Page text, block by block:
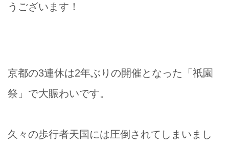
うございます！
京都の3連休は2年ぶりの開催となった「祇園
祭」で大賑わいです。
久々の歩行者天国には圧倒されてしまいまし